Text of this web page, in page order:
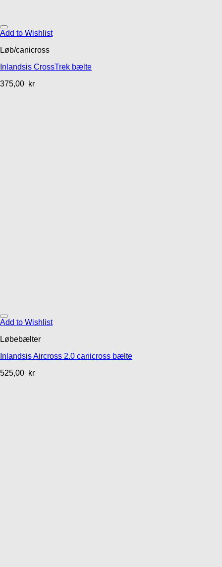
Add to Wishlist
Løb/canicross
Inlandsis CrossTrek bælte
375,00 kr
Add to Wishlist
Løbebælter
Inlandsis Aircross 2.0 canicross bælte
525,00 kr